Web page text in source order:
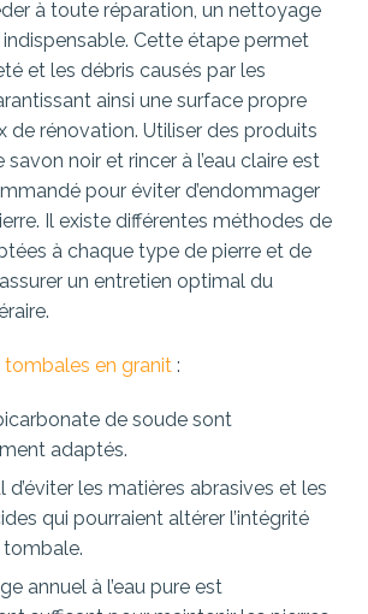
à toute réparation, un nettoyage
Cette étape permet
et les débris causés par les
ainsi une surface propre
de rénovation. Utiliser des produits
noir et rincer à l’eau claire est
pour éviter d’endommager
Il existe différentes méthodes de
à chaque type de pierre et de
un entretien optimal du
tombales en granit :
de soude sont
adaptés.
d’éviter les matières abrasives et les
qui pourraient altérer l’intégrité
tombale.
annuel à l’eau pure est